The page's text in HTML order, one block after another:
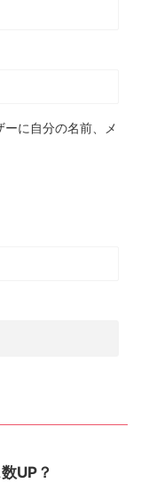
に自分の名前、メ
UP？